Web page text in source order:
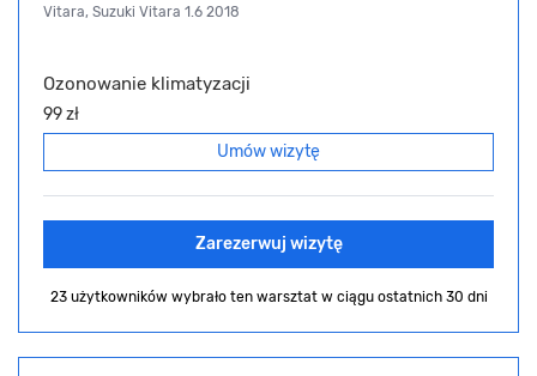
Vitara, Suzuki Vitara 1.6 2018
Ozonowanie klimatyzacji
99 zł
Umów wizytę
Zarezerwuj wizytę
23 użytkowników wybrało ten warsztat w ciągu ostatnich 30 dni